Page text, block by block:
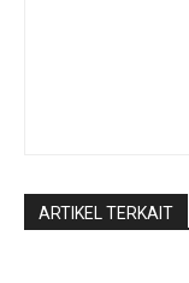
ARTIKEL TERKAIT